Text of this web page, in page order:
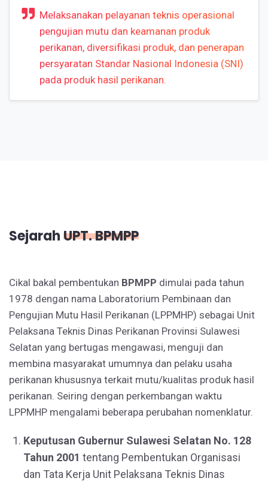
Melaksanakan pelayanan teknis operasional
pengujian mutu dan keamanan produk
perikanan, diversifikasi produk, dan penerapan
persyaratan Standar Nasional Indonesia (SNI)
pada produk hasil perikanan.
SejarahUPT. BPMPP
Cikal bakal pembentukan BPMPP dimulai pada tahun
1978 dengan nama Laboratorium Pembinaan dan
Pengujian Mutu Hasil Perikanan (LPPMHP) sebagai Unit
Pelaksana Teknis Dinas Perikanan Provinsi Sulawesi
Selatan yang bertugas mengawasi, menguji dan
membina masyarakat umumnya dan pelaku usaha
perikanan khususnya terkait mutu/kualitas produk hasil
perikanan. Seiring dengan perkembangan waktu
LPPMHP mengalami beberapa perubahan nomenklatur.
Keputusan Gubernur Sulawesi Selatan No. 128
Tahun 2001 tentang Pembentukan Organisasi
dan Tata Kerja Unit Pelaksana Teknis Dinas